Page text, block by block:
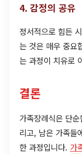
4. 감정의 공유
정서적으로 힘든
는 것은 매우 중요
는 과정이 치유로
결론
가족장례식은 단
리고, 남은 가족들
한 과정입니다. 가